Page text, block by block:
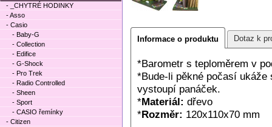
Informace o produktu Dotaz k
*Barometr s teploměrem v
*Bude-li pěkné počasí
vystoupí panáček.
*Materiál: dřevo
*Rozměr: 120x110x70 mm
- _CHYTRÉ HODINKY
- Asso
- Casio
- Baby-G
- Collection
- Edifice
- G-Shock
- Pro Trek
- Radio Controlled
- Sheen
- Sport
- CASIO řemínky
- Citizen